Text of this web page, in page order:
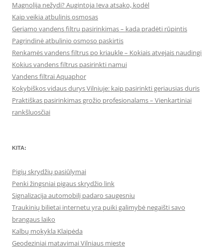
Magnolija nežydi? Augintoja Ieva atsako, kodėl
Kaip veikia atbulinis osmosas
Geriamo vandens filtrų pasirinkimas – kada pradėti rūpintis
Pagrindinė atbulinio osmoso paskirtis
Renkamės vandens filtrus po kriaukle – Kokiais atvejais naudingi
Kokius vandens filtrus pasirinkti namui
Vandens filtrai Aquaphor
Kokybiškos vidaus durys Vilniuje: kaip pasirinkti geriausias duris
Praktiškas pasirinkimas grožio profesionalams – Vienkartiniai
rankšluosčiai
KITA:
Pigių skrydžių pasiūlymai
Penki žingsniai pigaus skrydžio link
Signalizacija automobilį padaro saugesniu
Traukinių bilietai internetu yra puiki galimybė negaišti savo
brangaus laiko
Kalbų mokykla Klaipėda
Geodeziniai matavimai Vilniaus mieste